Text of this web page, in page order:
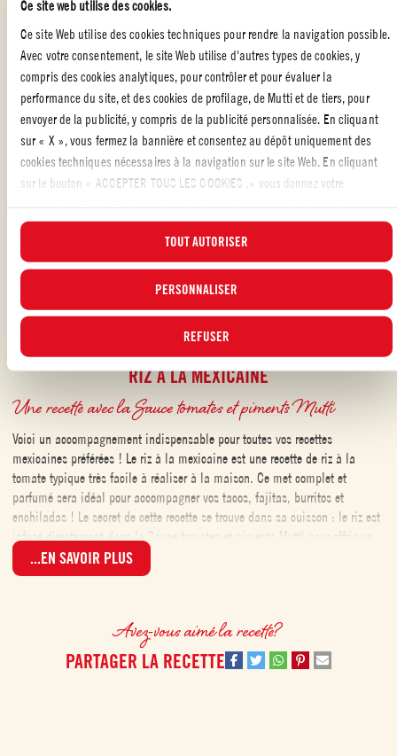
Ce site web utilise des cookies.
Ce site Web utilise des cookies techniques pour rendre la navigation possible.
Avec votre consentement, le site Web utilise d'autres types de cookies, y
compris des cookies analytiques, pour contrôler et pour évaluer la
performance du site, et des cookies de profilage, de Mutti et de tiers, pour
envoyer de la publicité, y compris de la publicité personnalisée. En cliquant
sur « X », vous fermez la bannière et consentez au dépôt uniquement des
cookies techniques nécessaires à la navigation sur le site Web. En cliquant
sur le bouton « ACCEPTER TOUS LES COOKIES ,» vous donnez votre
analytiques et de profilage. Vous pouvez à tout moment choisir les cookies
auxquels vous souhaitez donner votre consentement et consulter la liste
actualisée des cookies en cliquant sur le bouton « GÉRER ». Pour plus
d'informations, veuillez lire notrePolitique d'utilisation des cookies
TOUT AUTORISER
PERSONNALISER
REFUSER
Dès que ça commence à bouillir sur les côtés, couvrir, passer à feu
doux et compter 11 minutes.
Enfin, couper le feu et laisser couvert quelques minutes de plus.
Découvrir le riz, assaisonner et rajouter de la coriandre ou du persil
haché. Servir avec quelques tranches de citron vert et d’avocat.
PLATS AVEC DES TOMATES
RIZ À LA MEXICAINE
Une recette avec la Sauce tomates et piments Mutti
Voici un accompagnement indispensable pour toutes vos recettes
mexicaines préférées ! Le riz à la mexicaine est une recette de riz à la
tomate typique très facile à réaliser à la maison. Ce met complet et
parfumé sera idéal pour accompagner vos tacos, fajitas, burritos et
enchiladas ! Le secret de cette recette se trouve dans sa cuisson : le riz est
infusé directement dans la Sauce tomates et piments Mutti pour offrir un
riz moelleux et riche en saveurs. Avec le riz à la mexicaine, mettez de la
couleur dans vos assiettes pour un repas aussi chaleureux que convivial !
...EN SAVOIR PLUS
Avez-vous aimé la recette?
PARTAGER LA RECETTE